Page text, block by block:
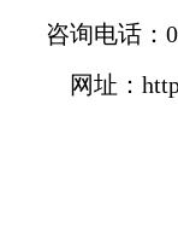
咨询电话：
网址：